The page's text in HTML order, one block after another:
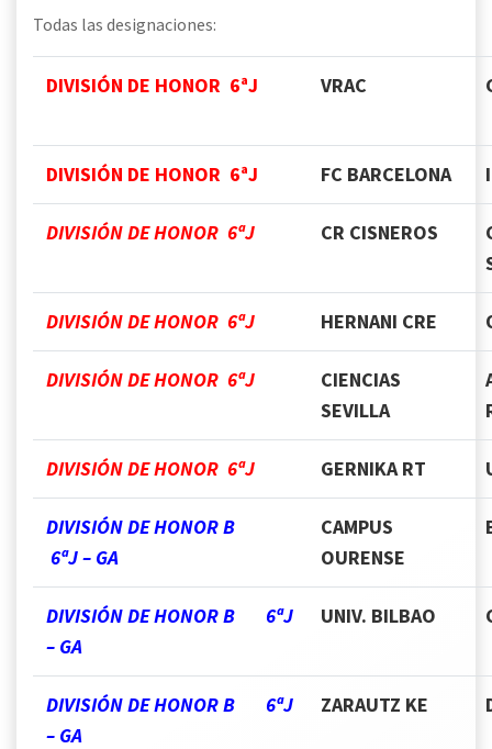
Todas las designaciones:
DIVISIÓN DE HONOR 6ªJ VRAC
DIVISIÓN DE HONOR 6ªJ FC BARCELONA
DIVISIÓN DE HONOR 6ªJ CR CISNEROS
DIVISIÓN DE HONOR 6ªJ HERNANI CRE
DIVISIÓN DE HONOR 6ªJ
CIENCIAS
SEVILLA
DIVISIÓN DE HONOR 6ªJ GERNIKA RT
DIVISIÓN DE HONOR B
6ªJ – GA
CAMPUS
OURENSE
DIVISIÓN DE HONOR B 6ªJ
– GA
UNIV. BILBAO
DIVISIÓN DE HONOR B 6ªJ
– GA
ZARAUTZ KE